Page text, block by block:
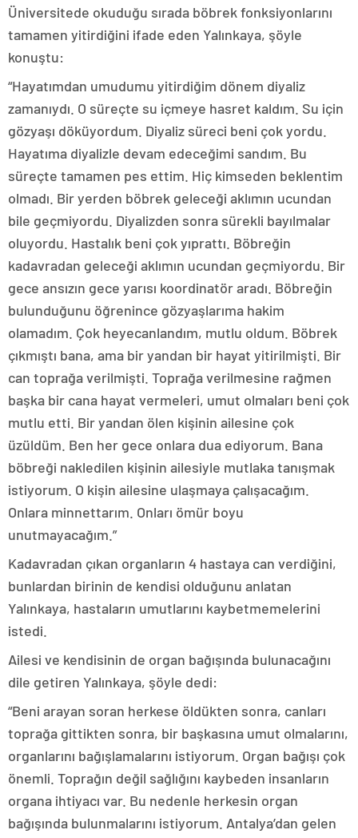
Üniversitede okuduğu sırada böbrek fonksiyonlarını
tamamen yitirdiğini ifade eden Yalınkaya, şöyle
konuştu:
“Hayatımdan umudumu yitirdiğim dönem diyaliz
zamanıydı. O süreçte su içmeye hasret kaldım. Su için
gözyaşı döküyordum. Diyaliz süreci beni çok yordu.
Hayatıma diyalizle devam edeceğimi sandım. Bu
süreçte tamamen pes ettim. Hiç kimseden beklentim
olmadı. Bir yerden böbrek geleceği aklımın ucundan
bile geçmiyordu. Diyalizden sonra sürekli bayılmalar
oluyordu. Hastalık beni çok yıprattı. Böbreğin
kadavradan geleceği aklımın ucundan geçmiyordu. Bir
gece ansızın gece yarısı koordinatör aradı. Böbreğin
bulunduğunu öğrenince gözyaşlarıma hakim
olamadım. Çok heyecanlandım, mutlu oldum. Böbrek
çıkmıştı bana, ama bir yandan bir hayat yitirilmişti. Bir
can toprağa verilmişti. Toprağa verilmesine rağmen
başka bir cana hayat vermeleri, umut olmaları beni çok
mutlu etti. Bir yandan ölen kişinin ailesine çok
üzüldüm. Ben her gece onlara dua ediyorum. Bana
böbreği nakledilen kişinin ailesiyle mutlaka tanışmak
istiyorum. O kişin ailesine ulaşmaya çalışacağım.
Onlara minnettarım. Onları ömür boyu
unutmayacağım.”
Kadavradan çıkan organların 4 hastaya can verdiğini,
bunlardan birinin de kendisi olduğunu anlatan
Yalınkaya, hastaların umutlarını kaybetmemelerini
istedi.
Ailesi ve kendisinin de organ bağışında bulunacağını
dile getiren Yalınkaya, şöyle dedi:
“Beni arayan soran herkese öldükten sonra, canları
toprağa gittikten sonra, bir başkasına umut olmalarını,
organlarını bağışlamalarını istiyorum. Organ bağışı çok
önemli. Toprağın değil sağlığını kaybeden insanların
organa ihtiyacı var. Bu nedenle herkesin organ
bağışında bulunmalarını istiyorum. Antalya’dan gelen